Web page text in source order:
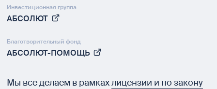
Инвестиционная группа
АБСОЛЮТ
Благотворительный фонд
АБСОЛЮТ-ПОМОЩЬ
Мы все делаем в рамкахлицензии и по закону